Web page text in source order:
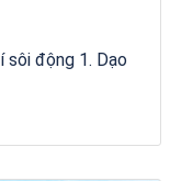
sôi động 1. Dạo